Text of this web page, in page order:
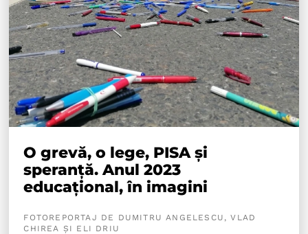
O grevă, o lege, PISA și
speranță. Anul 2023
educațional, în imagini
FOTOREPORTAJ DE DUMITRU ANGELESCU, VLAD
CHIREA ȘI ELI DRIU